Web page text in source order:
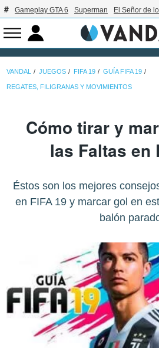
Gameplay GTA 6 Superman El Señor de
VANDAL JUEGOS FIFA 19 GUÍA FIFA 19
REGATES, FILIGRANAS Y MOVIMIENTOS
Cómo tirar y
las Faltas en
Éstos son los mejores
en FIFA 19 y marcar gol en
balón